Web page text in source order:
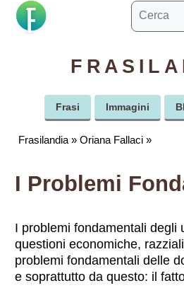
Ricerca
per:
Frasi Immagini
Frasilandia »Oriana Fallaci »
I problemi fondamentali degli
questioni economiche,
problemi fondamentali delle
e soprattutto da questo: il